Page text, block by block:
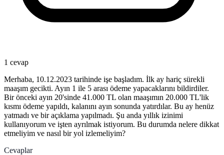
1 cevap
Merhaba, 10.12.2023 tarihinde işe başladım. İlk ay hariç sürekli
maaşım gecikti. Ayın 1 ile 5 arası ödeme yapacaklarını bildirdiler.
Bir önceki ayın 20'sinde 41.000 TL olan maaşımın 20.000 TL'lik
kısmı ödeme yapıldı, kalanını ayın sonunda yatırdılar. Bu ay henüz
yatmadı ve bir açıklama yapılmadı. Şu anda yıllık izinimi
kullanıyorum ve işten ayrılmak istiyorum. Bu durumda nelere dikkat
etmeliyim ve nasıl bir yol izlemeliyim?
Cevaplar